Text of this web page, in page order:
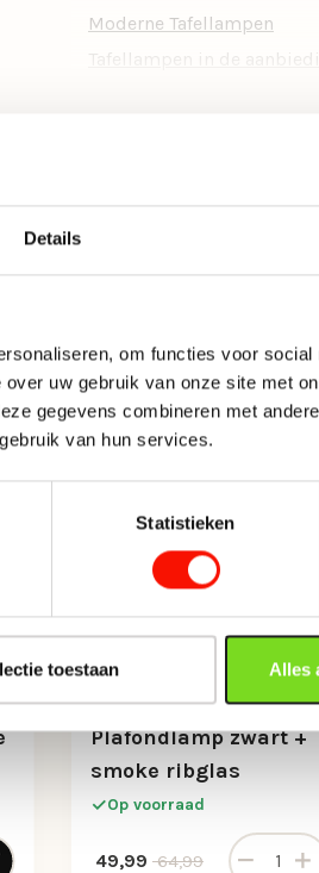
Details
om functies voor social
uw gebruik van onze site met
gegevens combineren met
van hun services.
Statistieken
toestaan Alles
Doorsnede Ø (cm)
Moderne Tafellampen
Tafellampen in de
Woonkamerlampen
ronde smoke glazen kap aantal
Plafondlamp zwart +
smoke ribglas
Op voorraad
64,99
Oorspronkelijke prijs
49,99
Huidige prijs is: 49,99.